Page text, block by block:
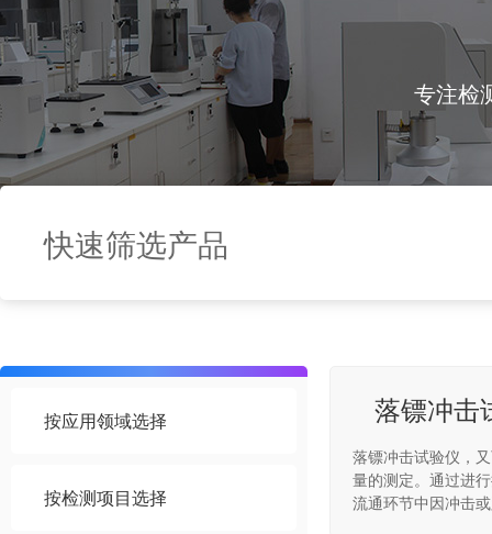
专注检
快速筛选产品
按应用领域选择
按检测项目选择
落镖冲击
落镖冲击试验仪，
量的测定。通过进
流通环节中因冲击